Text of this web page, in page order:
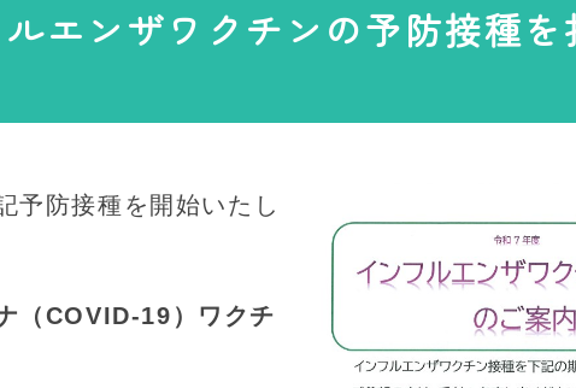
エンザワクチンの予防接種を
予防接種を開始いたし
（COVID-19）ワクチ